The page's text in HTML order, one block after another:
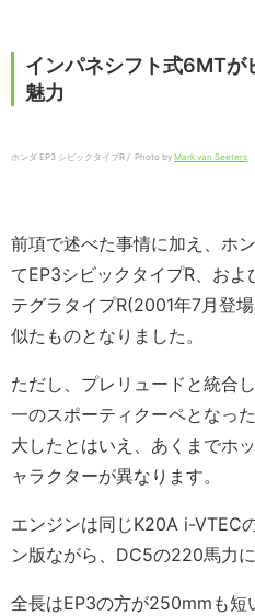
インパネシフト式6MTが
魅力
ホンダ EP3 シビックタイプR / Photo by Mark van Seeters
前項で述べた事情に加え、ホ
てEP3シビックタイプR、お
テグラタイプR(2001年7月登
似たものとなりました。
ただし、プレリュードと統合
一のスポーティクーペとなっ
大したとはいえ、あくまでホ
ャラクターが異なります。
エンジンは同じK20A i-VTEC
ン版ながら、DC5の220馬力
全長はEP3の方が250mmも短